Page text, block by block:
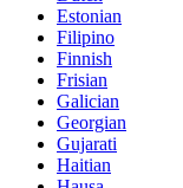
Estonian
Filipino
Finnish
Frisian
Galician
Georgian
Gujarati
Haitian